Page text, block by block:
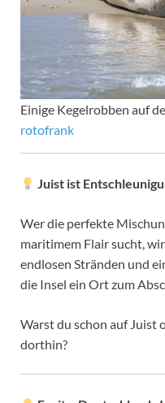
Einige Kegelrobben auf
rotofrank
Juist ist
Wer die perfekte
maritimem Flair sucht,
endlosen Stränden und
die Insel ein Ort zum
Warst du schon auf Juist
dorthin?